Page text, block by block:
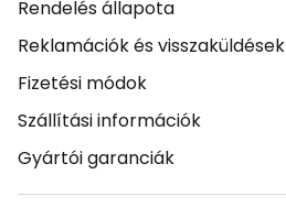
Rendelés állapota
Reklamációk és visszaküldések
Fizetési módok
Szállítási információk
Gyártói garanciák